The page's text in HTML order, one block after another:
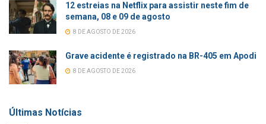
12 estreias na Netflix para assistir neste fim de
semana, 08 e 09 de agosto
8 DE AGOSTO DE 2026
Grave acidente é registrado na BR-405 em Apodi
8 DE AGOSTO DE 2026
Últimas Notícias